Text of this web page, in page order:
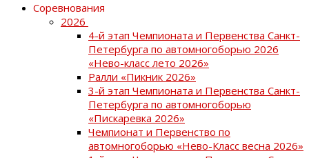
Соревнования
2026
4-й этап Чемпионата и Первенства Санкт-
Петербурга по автомногоборью 2026
«Нево-класс лето 2026»
Ралли «Пикник 2026»
3-й этап Чемпионата и Первенства Санкт-
Петербурга по автомногоборью
«Пискаревка 2026»
Чемпионат и Первенство по
автомногоборью «Нево-Класс весна 2026»